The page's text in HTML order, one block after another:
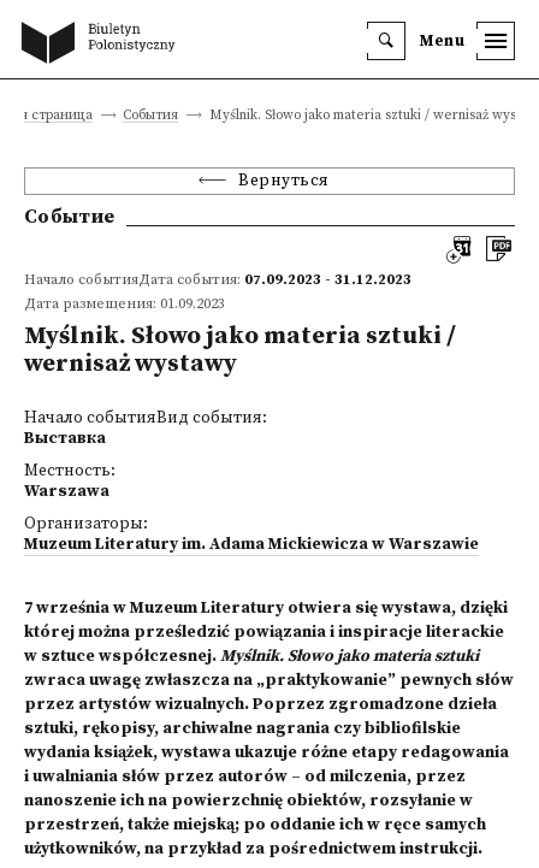
Menu
страница События Myślnik. Słowo jako materia sztuki / wernisaż
Вернуться
Событие
Начало событияДата события: 07.09.2023 - 31.12.2023
Дата размещения: 01.09.2023
Myślnik. Słowo jako materia sztuki /
wernisaż wystawy
Начало событияВид события:
Выставка
Местность:
Warszawa
Организаторы:
Muzeum Literatury im. Adama Mickiewicza w Warszawie
7 września w Muzeum Literatury otwiera się wystawa, dzięki
której można prześledzić powiązania i inspiracje literackie
w sztuce współczesnej.Myślnik. Słowo jako materia sztuki
zwraca uwagę zwłaszcza na „praktykowanie” pewnych słów
przez artystów wizualnych. Poprzez zgromadzone dzieła
sztuki, rękopisy, archiwalne nagrania czy bibliofilskie
wydania książek, wystawa ukazuje różne etapy redagowania
i uwalniania słów przez autorów – od milczenia, przez
nanoszenie ich na powierzchnię obiektów, rozsyłanie w
przestrzeń, także miejską; po oddanie ich w ręce samych
użytkowników, na przykład za pośrednictwem instrukcji.